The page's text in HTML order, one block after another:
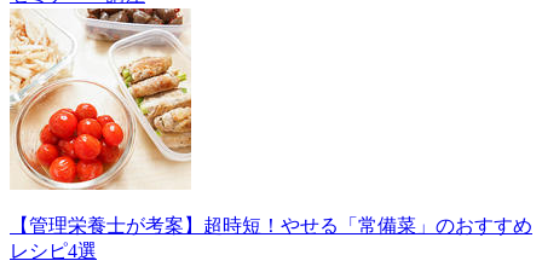
【管理栄養士が考案】超時短！やせる「常備菜」のおすすめ
レシピ4選